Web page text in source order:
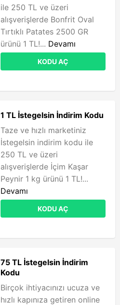
ile 250 TL ve üzeri
alışverişlerde Bonfrit Oval
Tırtıklı Patates 2500 GR
ürünü 1 TL!... Devamı
KODU AÇ
1 TL İstegelsin İndirim Kodu
Taze ve hızlı marketiniz
İstegelsin indirim kodu ile
250 TL ve üzeri
alışverişlerde İçim Kaşar
Peynir 1 kg ürünü 1 TL!...
Devamı
KODU AÇ
75 TL İstegelsin İndirim
Kodu
Birçok ihtiyacınızı ucuza ve
hızlı kapınıza getiren online